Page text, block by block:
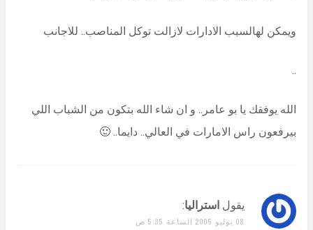
ويمكن لهالسبب الادارات لازالت توكل المناصب.. للاجانب
..
الله يوفقك يا بو عامر.. و ان شاء الله بتكون من الشباب اللي
بيرفعون راس الامارات في العالي.. دايما.. 🙂
يقول استراليا:
08 يوليو 2005 الساعة 5:35 ص